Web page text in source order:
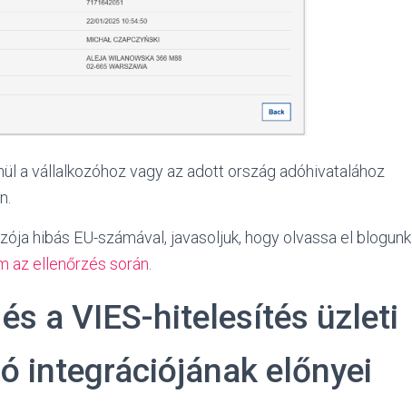
a vállalkozóhoz vagy az adott ország adóhivatalához
hibás EU-számával, javasoljuk, hogy olvassa el blogunk
az ellenőrzés során
a VIES-hitelesítés üzleti
integrációjának előnyei